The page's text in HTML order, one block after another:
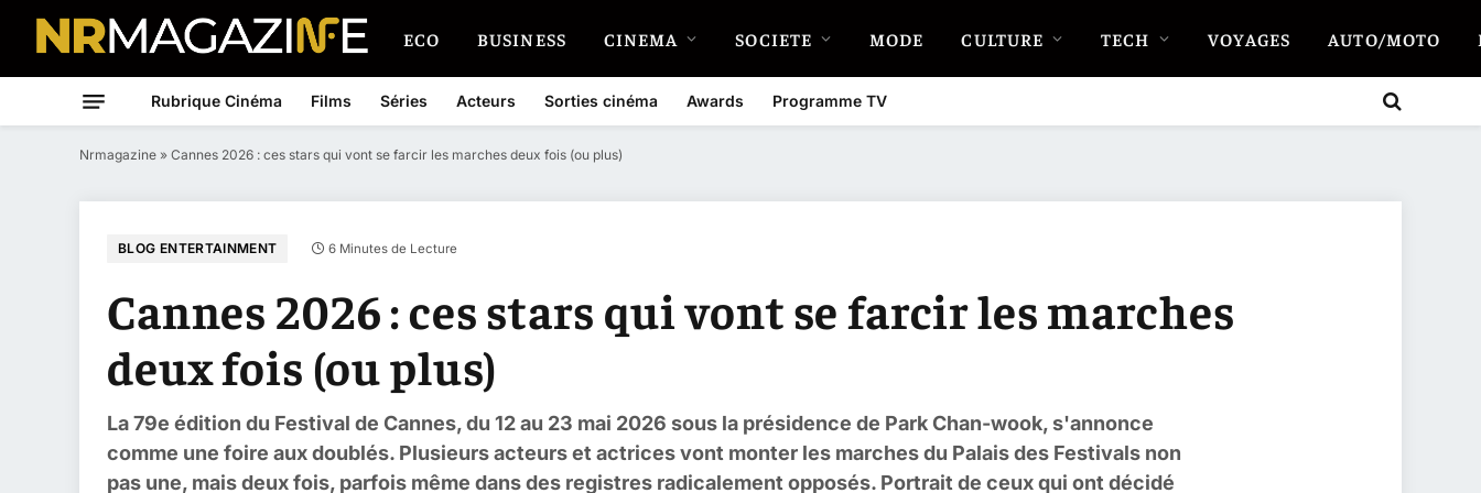
ECO BUSINESS CINEMA SOCIETE MODE CULTURE TECH VOYAGES AUTO/MOTO
Rubrique Cinéma Films Séries Acteurs Sorties cinéma Awards Programme TV
Nrmagazine » Cannes 2026 : ces stars qui vont se farcir les marches deux fois (ou plus)
BLOG ENTERTAINMENT 6 Minutes de Lecture
Cannes 2026 : ces stars qui vont se farcir les marches
deux fois (ou plus)
La 79e édition du Festival de Cannes, du 12 au 23 mai 2026 sous la présidence de Park Chan-wook, s'annonce
comme une foire aux doublés. Plusieurs acteurs et actrices vont monter les marches du Palais des Festivals non
pas une, mais deux fois, parfois même dans des registres radicalement opposés. Portrait de ceux qui ont décidé